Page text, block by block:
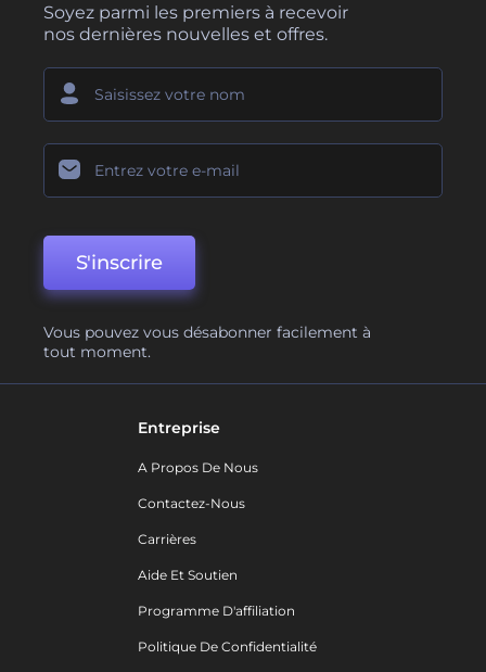
Soyez parmi les premiers à recevoir
nos dernières nouvelles et offres.
S'inscrire
Vous pouvez vous désabonner facilement à
tout moment.
Entreprise
A Propos De Nous
Contactez-Nous
Carrières
Aide Et Soutien
Programme D'affiliation
Politique De Confidentialité